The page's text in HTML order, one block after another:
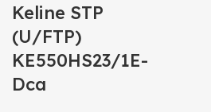
Keline STP
(U/FTP)
KE550HS23/1E-
Dca